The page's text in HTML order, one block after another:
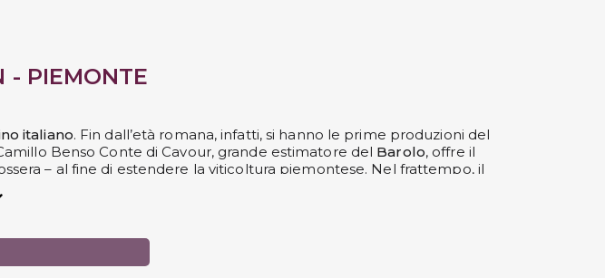
- PIEMONTE
italiano. Fin dall’età romana, infatti, si hanno le prime produzioni del
Benso Conte di Cavour, grande estimatore del Barolo, offre il
– al fine di estendere la viticoltura piemontese. Nel frattempo, il
e Barbaresco
ilGattinara e il Nebbiolo d'Alba
dal
già a partire dalla seconda metà di settembre.